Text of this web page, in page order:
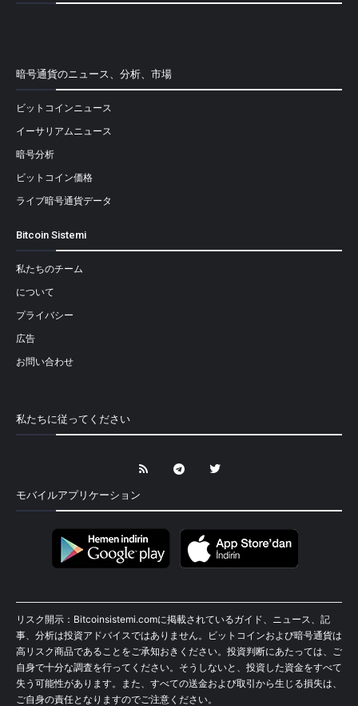
暗号通貨のニュース、分析、市場
ビットコインニュース
イーサリアムニュース
暗号分析
ビットコイン価格
ライブ暗号通貨データ
Bitcoin Sistemi
私たちのチーム
について
プライバシー
広告
お問い合わせ
私たちに従ってください
モバイルアプリケーション
リスク開示：Bitcoinsistemi.comに掲載されているガイド、ニュース、記
事、分析は投資アドバイスではありません。ビットコインおよび暗号通貨は
高リスク商品であることをご承知おきください。投資判断にあたっては、ご
自身で十分な調査を行ってください。そうしないと、投資した資金をすべて
失う可能性があります。また、すべての送金および取引から生じる損失は、
ご自身の責任となりますのでご注意ください。